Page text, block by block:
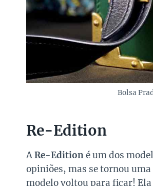
Bolsa
Re-Edition
ARe-Editioné um dos
opiniões, mas se tornou
modelo voltou para ficar! Ela